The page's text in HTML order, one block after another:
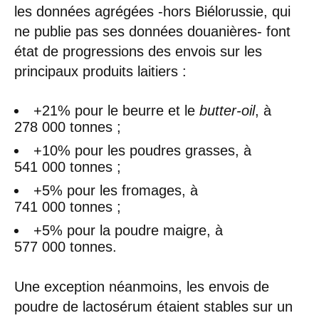
les données agrégées -hors Biélorussie, qui
ne publie pas ses données douanières- font
état de progressions des envois sur les
principaux produits laitiers :
+21% pour le beurre et le butter-oil, à
278 000 tonnes ;
+10% pour les poudres grasses, à
541 000 tonnes ;
+5% pour les fromages, à
741 000 tonnes ;
+5% pour la poudre maigre, à
577 000 tonnes.
Une exception néanmoins, les envois de
poudre de lactosérum étaient stables sur un